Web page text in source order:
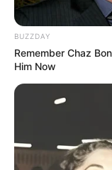
Fonte: Pinterest
BUZZDAY
Remember Chaz
Him Now